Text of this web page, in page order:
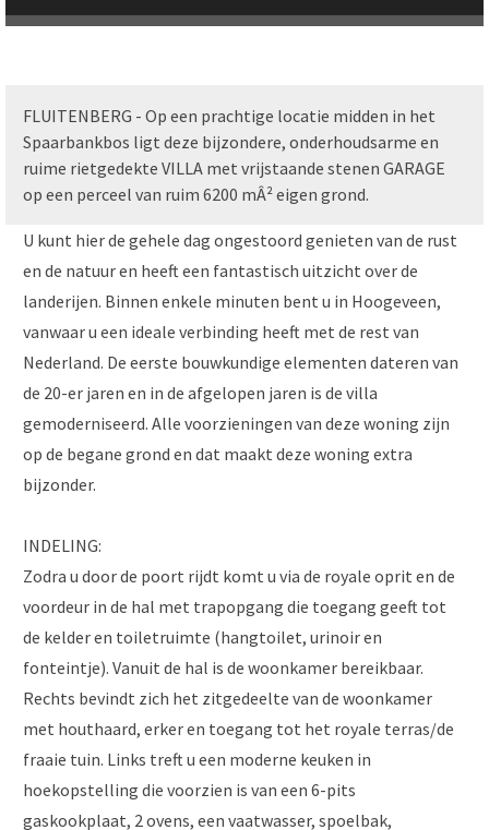
FLUITENBERG - Op een prachtige locatie midden in het
Spaarbankbos ligt deze bijzondere, onderhoudsarme en
ruime rietgedekte VILLA met vrijstaande stenen GARAGE
op een perceel van ruim 6200 mÂ² eigen grond.
U kunt hier de gehele dag ongestoord genieten van de rust
en de natuur en heeft een fantastisch uitzicht over de
landerijen. Binnen enkele minuten bent u in Hoogeveen,
vanwaar u een ideale verbinding heeft met de rest van
Nederland. De eerste bouwkundige elementen dateren van
de 20-er jaren en in de afgelopen jaren is de villa
gemoderniseerd. Alle voorzieningen van deze woning zijn
op de begane grond en dat maakt deze woning extra
bijzonder.
INDELING:
Zodra u door de poort rijdt komt u via de royale oprit en de
voordeur in de hal met trapopgang die toegang geeft tot
de kelder en toiletruimte (hangtoilet, urinoir en
fonteintje). Vanuit de hal is de woonkamer bereikbaar.
Rechts bevindt zich het zitgedeelte van de woonkamer
met houthaard, erker en toegang tot het royale terras/de
fraaie tuin. Links treft u een moderne keuken in
hoekopstelling die voorzien is van een 6-pits
gaskookplaat, 2 ovens, een vaatwasser, spoelbak,